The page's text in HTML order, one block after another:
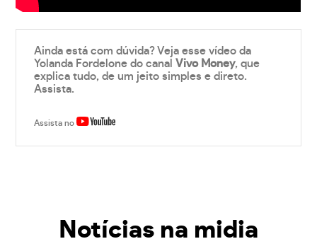
Ainda está com dúvida? Veja esse vídeo da
Yolanda Fordelone do canalVivo Money, que
explica tudo, de um jeito simples e direto.
Assista.
Assista no
Notícias na midia